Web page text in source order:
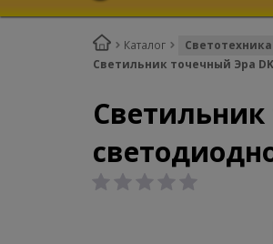
Каталог Светотехника
Светильник точечный Эра
Светильник